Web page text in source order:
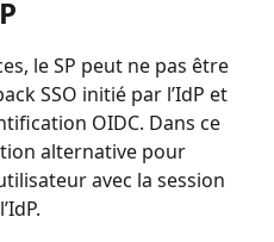
le SP peut ne pas être
SSO initié par l’IdP et
OIDC. Dans ce
alternative pour
avec la session